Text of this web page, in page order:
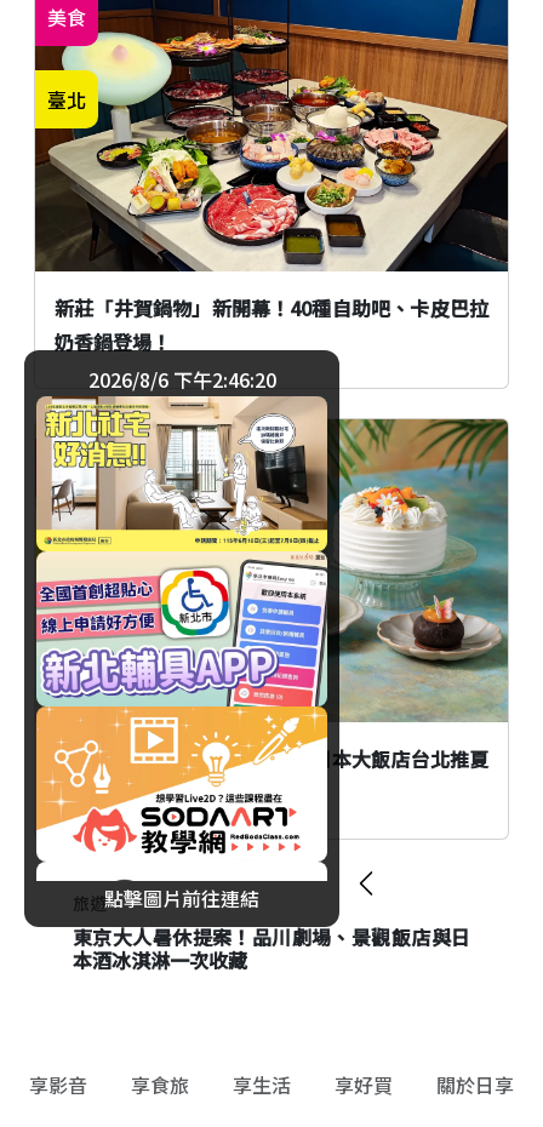
新莊「井賀鍋物」新開幕！40種自助吧、卡皮巴拉
奶香鍋登場！
美食
臺北
愛文芒果變身法式甜點！JR東日本大飯店台北推夏
日水果甜點季
美食
臺北
旅遊
東京大人暑休提案！品川劇場、景觀飯店與日
本酒冰淇淋一次收藏
飲品
阿里山林鐵「二萬天晴」聯名啤酒限定開賣！
價格、販售據點與加價購活動一次看
2026/8/6 下午2:46:21
點擊圖片前往連結
享影音 享食旅 享生活 享好買 關於日享